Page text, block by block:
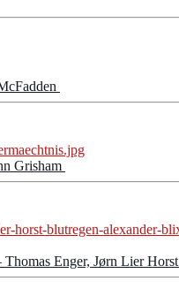
Grisham
Enger, Jørn Lier Horst